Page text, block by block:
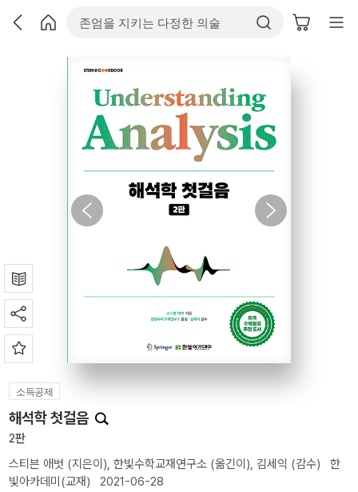
소득공제
해석학 첫걸음
2판
스티븐 애벗 (지은이), 한빛수학교재연구소 (옮긴이), 김세익 (감수) 한
빛아카데미(교재) 2021-06-28